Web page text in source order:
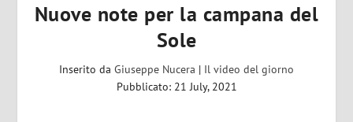
Nuove note per la campana del
Sole
Inserito da Giuseppe Nucera | Il video del giorno
Pubblicato: 21 July, 2021